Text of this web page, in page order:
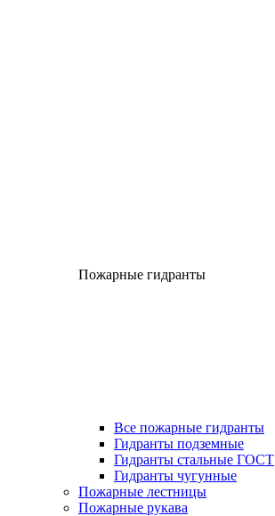
Пожарные гидранты
Все пожарные гидранты
Гидранты подземные
Гидранты стальные ГОСТ
Гидранты чугунные
Пожарные лестницы
Пожарные рукава